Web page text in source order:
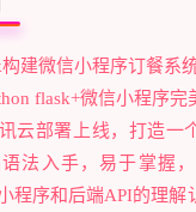
构建微信小程序订餐系
flask+微信小程序完
云部署上线，打造一
法入手，易于掌握
程序和后端API的理解